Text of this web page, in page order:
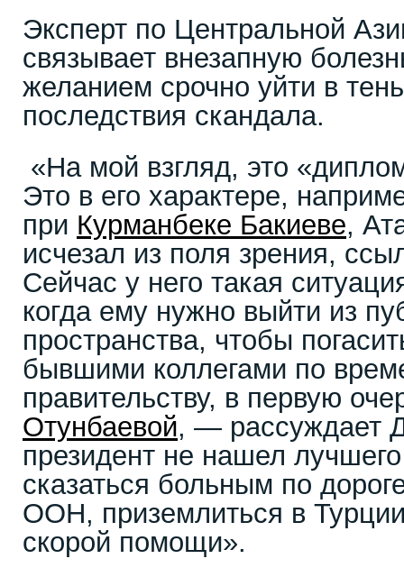
Эксперт по Центральной
связывает внезапную
желанием срочно уйти в
последствия скандала.
«На мой взгляд, это
Это в его характере,
при Курманбеке Бакиеве,
исчезал из поля зрения,
Сейчас у него такая
когда ему нужно выйти из
пространства, чтобы
бывшими коллегами по
правительству, в первую
Отунбаевой, — рассуждает
президент не нашел
сказаться больным по
ООН, приземлиться в
скорой помощи».